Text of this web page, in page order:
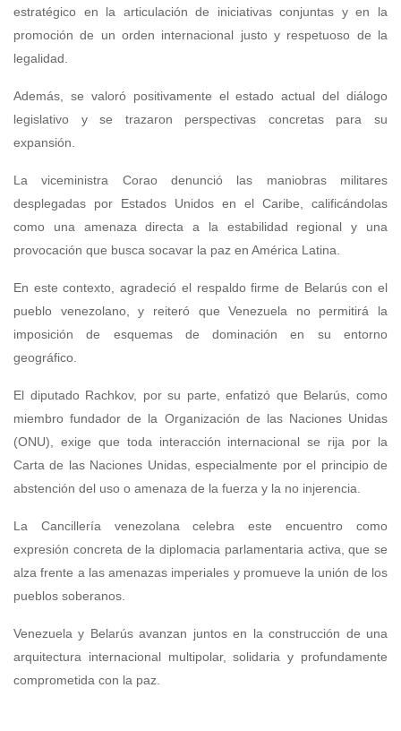
estratégico en la articulación de iniciativas conjuntas y en la
promoción de un orden internacional justo y respetuoso de la
legalidad.
Además, se valoró positivamente el estado actual del diálogo
legislativo y se trazaron perspectivas concretas para su
expansión.
La viceministra Corao denunció las maniobras militares
desplegadas por Estados Unidos en el Caribe, calificándolas
como una amenaza directa a la estabilidad regional y una
provocación que busca socavar la paz en América Latina.
En este contexto, agradeció el respaldo firme de Belarús con el
pueblo venezolano, y reiteró que Venezuela no permitirá la
imposición de esquemas de dominación en su entorno
geográfico.
El diputado Rachkov, por su parte, enfatizó que Belarús, como
miembro fundador de la Organización de las Naciones Unidas
(ONU), exige que toda interacción internacional se rija por la
Carta de las Naciones Unidas, especialmente por el principio de
abstención del uso o amenaza de la fuerza y la no injerencia.
La Cancillería venezolana celebra este encuentro como
expresión concreta de la diplomacia parlamentaria activa, que se
alza frente a las amenazas imperiales y promueve la unión de los
pueblos soberanos.
Venezuela y Belarús avanzan juntos en la construcción de una
arquitectura internacional multipolar, solidaria y profundamente
comprometida con la paz.